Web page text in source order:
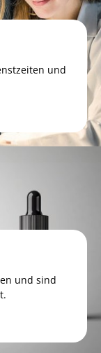
und
und sind